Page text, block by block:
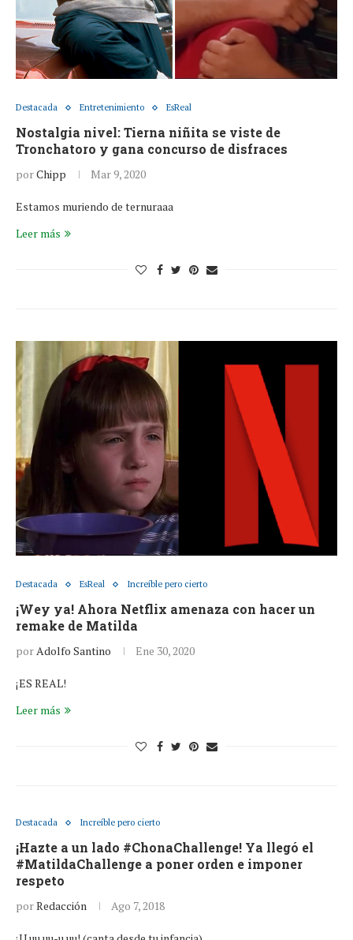
Destacada Entretenimiento EsReal
Nostalgia nivel: Tierna niñita se viste de
Tronchatoro y gana concurso de disfraces
porChipp Mar 9, 2020
Estamos muriendo de ternuraaa
Leer más
Destacada EsReal Increíble pero cierto
¡Wey ya! Ahora Netflix amenaza con hacer un
remake de Matilda
porAdolfo Santino Ene 30, 2020
¡ES REAL!
Leer más
Destacada Increíble pero cierto
¡Hazte a un lado #ChonaChallenge! Ya llegó el
#MatildaChallenge a poner orden e imponer
respeto
porRedacción Ago 7, 2018